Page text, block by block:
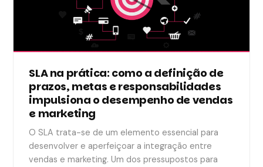
SLA na prática: como a definição de
prazos, metas e responsabilidades
impulsiona o desempenho de vendas
e marketing
O SLA trata-se de um elemento essencial para
desenvolver e aperfeiçoar a integração entre
vendas e marketing. Um dos pressupostos para